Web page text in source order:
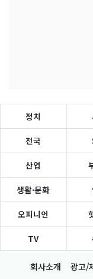
정치
전국
산업
생활·문화
오피니언
TV
회사소개 광고/